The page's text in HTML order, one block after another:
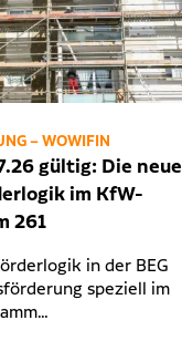
– WOWIFIN
gültig: Die neue
im KfW-
261
in der BEG
speziell im